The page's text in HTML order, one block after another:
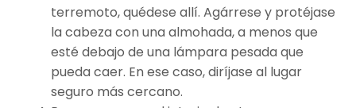
terremoto, quédese allí. Agárrese y protéjase
la cabeza con una almohada, a menos que
esté debajo de una lámpara pesada que
pueda caer. En ese caso, diríjase al lugar
seguro más cercano.